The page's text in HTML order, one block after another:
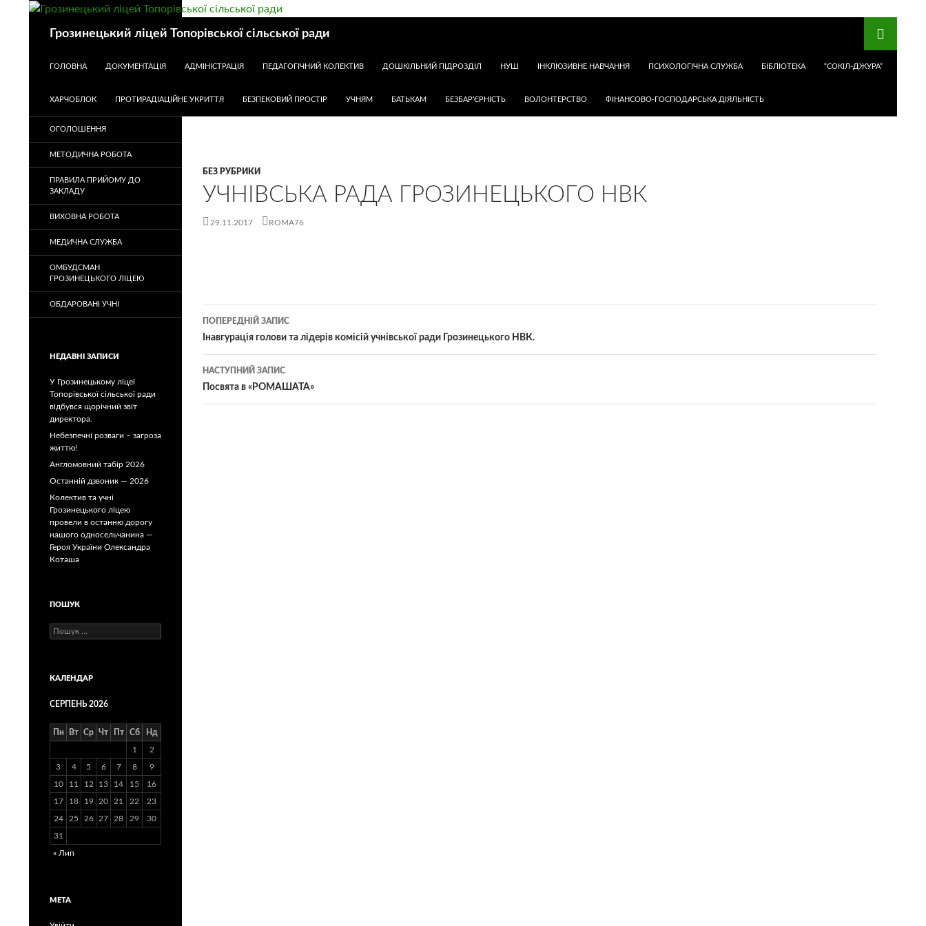
Грозинецький ліцей Топорівської сільської ради
ГОЛОВНА
ДОКУМЕНТАЦІЯ АДМІНІСТРАЦІЯ ПЕДАГОГІЧНИЙ КОЛЕКТИВ ДОШКІЛЬНИЙ ПІДРОЗДІЛ НУШ ІНКЛЮЗИВНЕ НАВЧАННЯ ПСИХОЛОГІЧНА СЛУЖБА БІБЛІОТЕКА “СОКІЛ-ДЖУРА”
ХАРЧОБЛОК ПРОТИРАДІАЦІЙНЕ УКРИТТЯ БЕЗПЕКОВИЙ ПРОСТІР УЧНЯМ БАТЬКАМ БЕЗБАР’ЄРНІСТЬ ВОЛОНТЕРСТВО ФІНАНСОВО-ГОСПОДАРСЬКА ДІЯЛЬНІСТЬ
БЕЗ РУБРИКИ
УЧНІВСЬКА РАДА ГРОЗИНЕЦЬКОГО НВК
29.11.2017 ROMA76
Навігація
по
записам
ПОПЕРЕДНІЙ ЗАПИС
Інавгурація голови та лідерів комісій учнівської ради Грозинецького НВК.
НАСТУПНИЙ ЗАПИС
Посвята в «РОМАШАТА»
ОГОЛОШЕННЯ
МЕТОДИЧНА РОБОТА
ПРАВИЛА ПРИЙОМУ ДО
ЗАКЛАДУ
ВИХОВНА РОБОТА
МЕДИЧНА СЛУЖБА
ОМБУДСМАН
ГРОЗИНЕЦЬКОГО ЛІЦЕЮ
ОБДАРОВАНІ УЧНІ
НЕДАВНІ ЗАПИСИ
У Грозинецькому ліцеї
Топорівської сільської ради
відбувся щорічний звіт
директора.
Небезпечні розваги – загроза
життю!
Англомовний табір 2026
Останній дзвоник — 2026
Колектив та учні
Грозинецького ліцею
провели в останню дорогу
нашого односельчанина —
Героя України Олександра
Коташа
ПОШУК
Пошук:
КАЛЕНДАР
СЕРПЕНЬ 2026
Пн Вт Ср Чт Пт Сб Нд
1 2
3 4 5 6 7 8 9
10 11 12 13 14 15 16
17 18 19 20 21 22 23
24 25 26 27 28 29 30
31
« Лип
МЕТА